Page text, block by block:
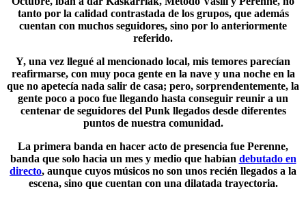
tanto por la calidad contrastada de los grupos, que además
cuentan con muchos seguidores, sino por lo anteriormente
referido.
Y, una vez llegué al mencionado local, mis temores parecían
reafirmarse, con muy poca gente en la nave y una noche en la
que no apetecía nada salir de casa; pero, sorprendentemente, la
gente poco a poco fue llegando hasta conseguir reunir a un
centenar de seguidores del Punk llegados desde diferentes
puntos de nuestra comunidad.
La primera banda en hacer acto de presencia fue Perenne,
banda que solo hacia un mes y medio que habían debutado en
directo, aunque cuyos músicos no son unos recién llegados a la
escena, sino que cuentan con una dilatada trayectoria.